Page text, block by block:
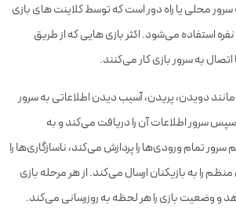
سرور محلی یا راه دور است که توسط کلاینت های بازی
استفاده می‌شود. اکثر بازی هایی که از طریق
به سرور بازی کار می‌کنند.
مانند دویدن، پریدن، آسیب دیدن اطلاعاتی به سرور
سرور اطلاعات آن را دریافت می‌کند و به
سرور تمام ورودی‌ها را پردازش می‌کند، ناسازگاری‌ها را
را به بازیکنان ارسال می‌کند. از هر مرحله بازی
و وضعیت بازی را هر لحظه به روزرسانی می‌کند.